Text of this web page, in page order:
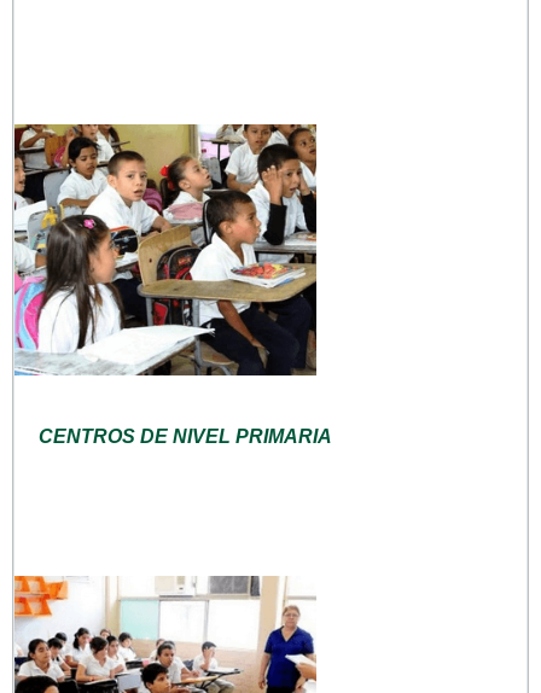
CENTROS DE NIVEL PRIMARIA